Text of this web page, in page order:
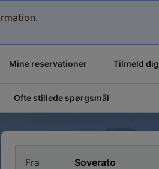
Mine reservationer Tilmeld dig
Ofte stillede spørgsmål
Fra